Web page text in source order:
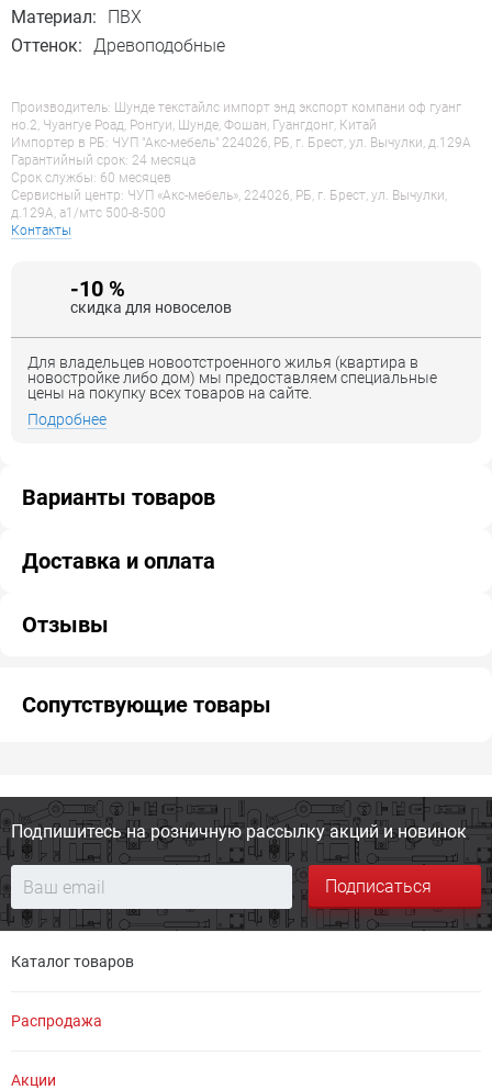
Материал:
ПВХ
Оттенок: Древоподобные
Производитель: Шунде текстайлс импорт энд экспорт компани оф гуанг
но.2, Чуангуе Роад, Ронгуи, Шунде, Фошан, Гуангдонг, Китай
Импортер в РБ: ЧУП "Акс-мебель" 224026, РБ, г. Брест, ул. Вычулки, д.129А
Гарантийный срок: 24 месяца
Срок службы: 60 месяцев
Сервисный центр: ЧУП «Акс-мебель», 224026, РБ, г. Брест, ул. Вычулки,
д.129А, a1/мтс 500-8-500
Контакты
-10 %
скидка для новоселов
Для владельцев новоотстроенного жилья (квартира в
новостройке либо дом) мы предоставляем специальные
цены на покупку всех товаров на сайте.
Подробнее
Варианты товаров
Доставка и оплата
Отзывы
Сопутствующие товары
Подпишитесь на розничную рассылку акций и новинок
Подписаться
Каталог товаров
Распродажа
Акции